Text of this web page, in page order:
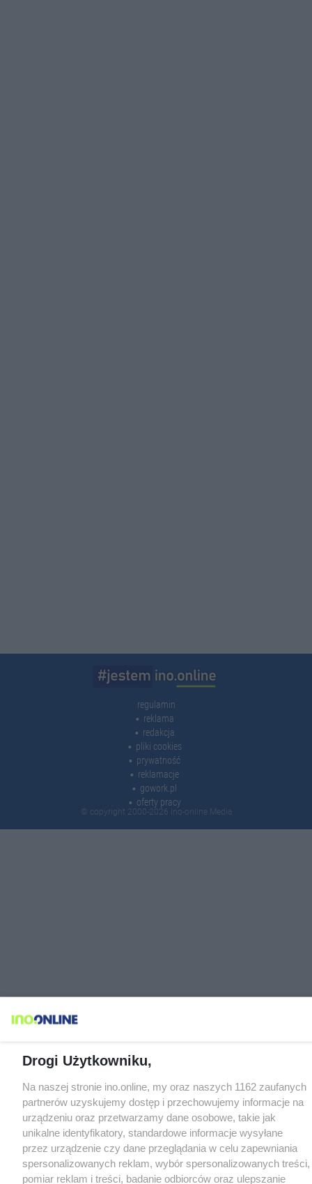
regulamin
reklama
redakcja
pliki cookies
prywatność
reklamacje
gowork.pl
oferty pracy
© copyright 2000-2026 Ino-online Media
Drogi Użytkowniku,
Na naszej stronie ino.online, my oraz naszych 1162 zaufanych
partnerów uzyskujemy dostęp i przechowujemy informacje na
urządzeniu oraz przetwarzamy dane osobowe, takie jak
unikalne identyfikatory, standardowe informacje wysyłane
przez urządzenie czy dane przeglądania w celu zapewniania
spersonalizowanych reklam, wybór spersonalizowanych treści,
pomiar reklam i treści, badanie odbiorców oraz ulepszanie